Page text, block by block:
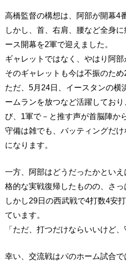
高橋監督の構想は、阿部が開幕4番
しかし、首、右肩、腰など全身
ース開幕を2軍で迎えました。
ギャレットではなく、やはり阿部
そのギャレットも今は不振のため
ただ、5月24日、イースタンの横
ームランを放つなど活躍してお
び、1軍で－と推す声が首脳陣か
守備は雑でも、バッティングだ
になります。
一方、阿部はどうだったかとい
格的な実戦復帰したものの、さっ
しかし29日の西武戦で4打数4安
ています。
「ただ、打つだけならいいけど、
幸い、交流戦はパのホーム試合